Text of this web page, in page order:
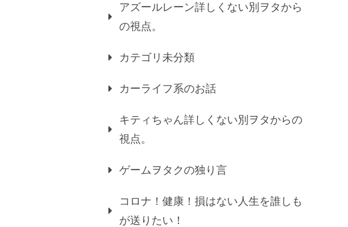
アズールレーン詳しくない別ヲタから
の視点。
カテゴリ未分類
カーライフ系のお話
キティちゃん詳しくない別ヲタからの
視点。
ゲームヲタクの独り言
コロナ！健康！損はない人生を誰しも
が送りたい！